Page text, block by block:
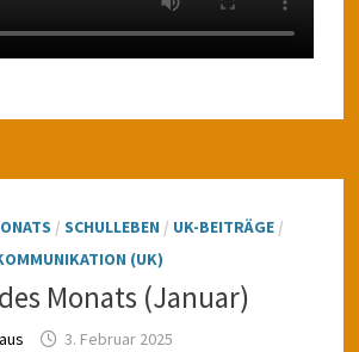
/ SCHULLEBEN / UK-BEITRÄGE/
(UK)
Monats (Januar)
3. Februar 2025